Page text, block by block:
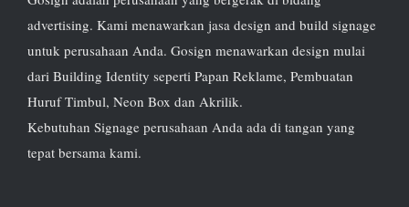
advertising. Kami menawarkan jasa design and build signage
untuk perusahaan Anda. Gosign menawarkan design mulai
dari Building Identity seperti Papan Reklame, Pembuatan
Huruf Timbul, Neon Box dan Akrilik.
Kebutuhan Signage perusahaan Anda ada di tangan yang
tepat bersama kami.